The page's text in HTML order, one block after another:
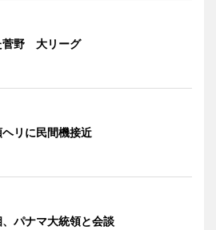
菅野 大リーグ
リに民間機接近
パナマ大統領と会談